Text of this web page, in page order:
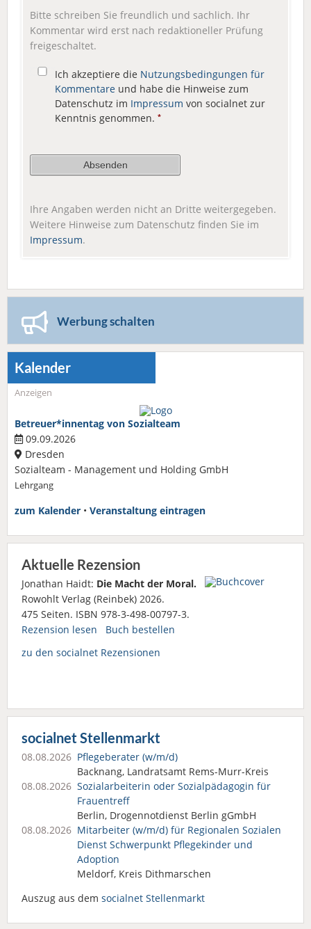
Bitte schreiben Sie freundlich und sachlich. Ihr
Kommentar wird erst nach redaktioneller Prüfung
freigeschaltet.
Ich akzeptiere die Nutzungsbedingungen für
Kommentare und habe die Hinweise zum
Datenschutz im Impressum von socialnet zur
Kenntnis genommen.*
Ihre Angaben werden nicht an Dritte weitergegeben.
Weitere Hinweise zum Datenschutz finden Sie im
Impressum.
Werbung schalten
Kalender
Anzeigen
Betreuer*innentag von Sozialteam
09.09.2026
Dresden
Sozialteam - Management und Holding GmbH
Lehrgang
zum Kalender • Veranstaltung eintragen
Aktuelle Rezension
Jonathan Haidt: Die Macht der Moral.
Rowohlt Verlag (Reinbek) 2026.
475 Seiten. ISBN 978-3-498-00797-3.
Rezension lesen
Buch bestellen
zu den socialnet Rezensionen
socialnet Stellenmarkt
08.08.2026 Pflegeberater (w/m/d)
Backnang, Landratsamt Rems-Murr-Kreis
08.08.2026 Sozialarbeiterin oder Sozialpädagogin für
Frauentreff
Berlin, Drogennotdienst Berlin gGmbH
08.08.2026 Mitarbeiter (w/m/d) für Regionalen Sozialen
Dienst Schwerpunkt Pflegekinder und
Adoption
Meldorf, Kreis Dithmarschen
Auszug aus dem socialnet Stellenmarkt